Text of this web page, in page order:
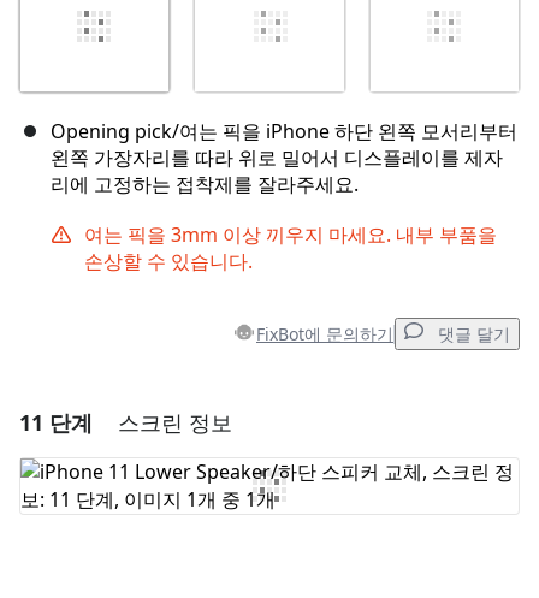
Opening pick/여는 픽을 iPhone 하단 왼쪽 모서리부터
왼쪽 가장자리를 따라 위로 밀어서 디스플레이를 제자
리에 고정하는 접착제를 잘라주세요.
여는 픽을 3mm 이상 끼우지 마세요. 내부 부품을
손상할 수 있습니다.
FixBot에 문의하기 댓글 달기
댓글 쓰기
11 단계 스크린 정보